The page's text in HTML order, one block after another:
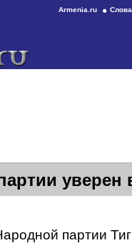
Armenia.ru
уверен
партии